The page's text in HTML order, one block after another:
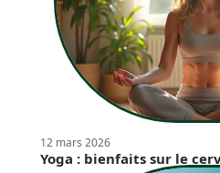
12 mars 2026
Yoga : bienfaits sur le